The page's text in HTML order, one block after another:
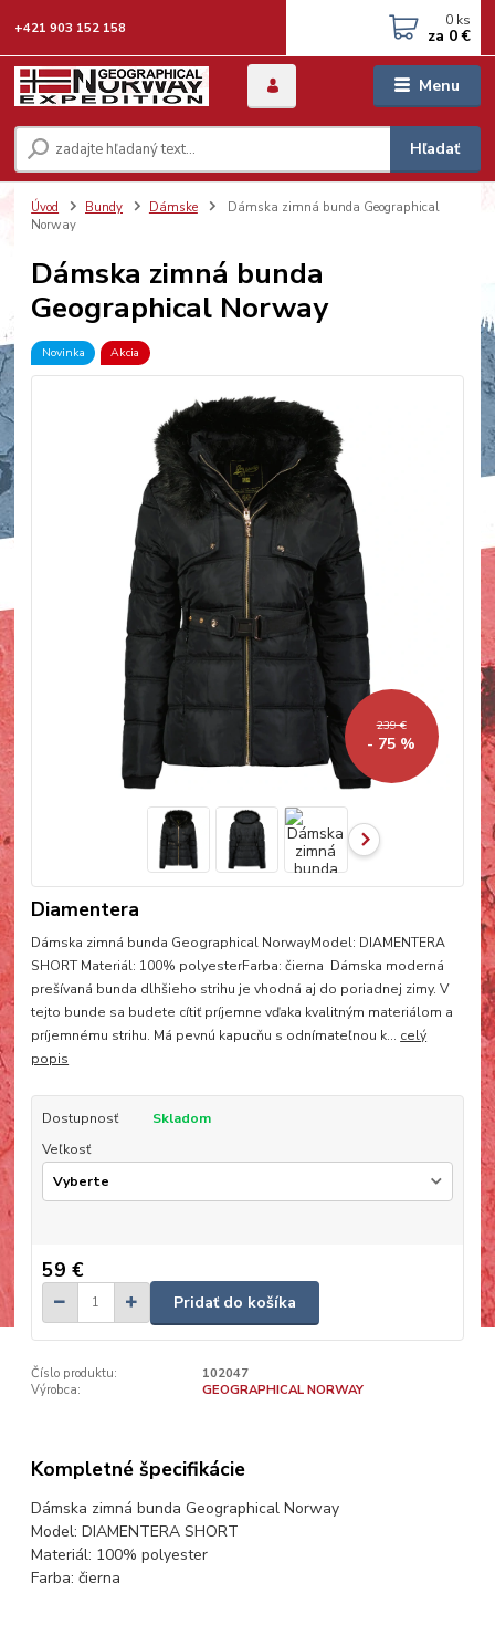
Menu
Hľadať
+421 903 152 158 0 ks
za 0 €
Úvod Bundy Dámske
Dámska zimná bunda Geographical
Norway
Dámska zimná bunda
Geographical Norway
Novinka Akcia
239 €
- 75 %
Diamentera
Dámska zimná bunda Geographical NorwayModel: DIAMENTERA
SHORT Materiál: 100% polyesterFarba: čierna Dámska moderná
prešívaná bunda dlhšieho strihu je vhodná aj do poriadnej zimy. V
tejto bunde sa budete cítiť príjemne vďaka kvalitným materiálom a
príjemnému strihu. Má pevnú kapucňu s odnímateľnou k... celý
popis
Dostupnosť
Skladom
Veľkosť
59 €
Pridať do košíka
Číslo produktu:
102047
Výrobca:
GEOGRAPHICAL NORWAY
Kompletné špecifikácie
Dámska zimná bunda Geographical Norway
Model: DIAMENTERA SHORT
Materiál: 100% polyester
Farba: čierna